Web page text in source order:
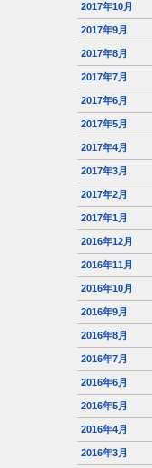
2017年10月
2017年9月
2017年8月
2017年7月
2017年6月
2017年5月
2017年4月
2017年3月
2017年2月
2017年1月
2016年12月
2016年11月
2016年10月
2016年9月
2016年8月
2016年7月
2016年6月
2016年5月
2016年4月
2016年3月